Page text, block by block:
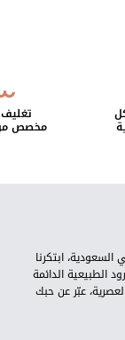
مخصص
بمدينة الخبر في السعودية، ابتكرنا
الطبيعية الدائمة
عبّر عن حبك